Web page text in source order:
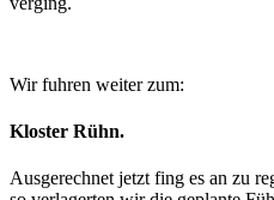
Wir fuhren weiter zum:
Kloster Rühn.
Ausgerechnet jetzt fing es an zu